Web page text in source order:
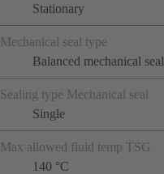
Stationary
Mechanical seal type
Balanced mechanical seal
Sealing type Mechanical seal
Single
Max allowed fluid temp TSG
140 °C